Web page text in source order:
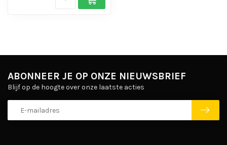
ABONNEER JE OP ONZE NIEUWSBRIEF
Blijf op de hoogte over onze laatste acties